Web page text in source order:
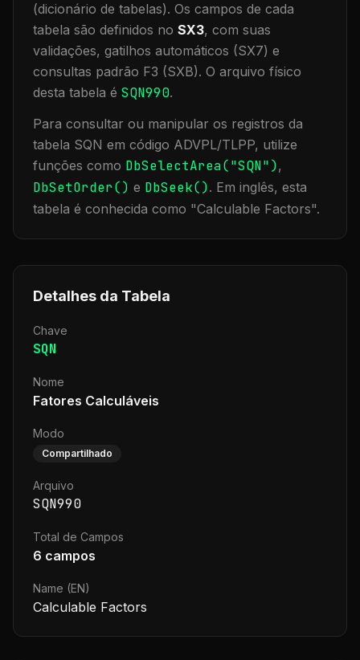
(dicionário de tabelas). Os campos de cada
tabela são definidos no SX3, com suas
validações, gatilhos automáticos (SX7) e
consultas padrão F3 (SXB). O arquivo físico
desta tabela é SQN990.
Para consultar ou manipular os registros da
tabela SQN em código ADVPL/TLPP, utilize
funções como DbSelectArea("SQN"),
DbSetOrder() e DbSeek(). Em inglês, esta
tabela é conhecida como "Calculable Factors".
Detalhes da Tabela
Chave
SQN
Nome
Fatores Calculáveis
Modo
Compartilhado
Arquivo
SQN990
Total de Campos
6 campos
Name (EN)
Calculable Factors